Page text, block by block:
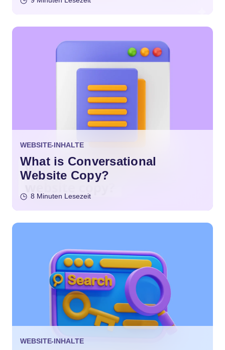
WEBSITE-INHALTE
What is Conversational
Website Copy?
8 Minuten Lesezeit
WEBSITE-INHALTE